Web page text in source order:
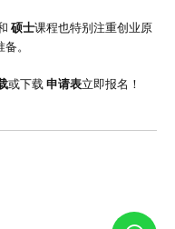
硕士课程也特别注重创业原
。
或下载申请表立即报名！